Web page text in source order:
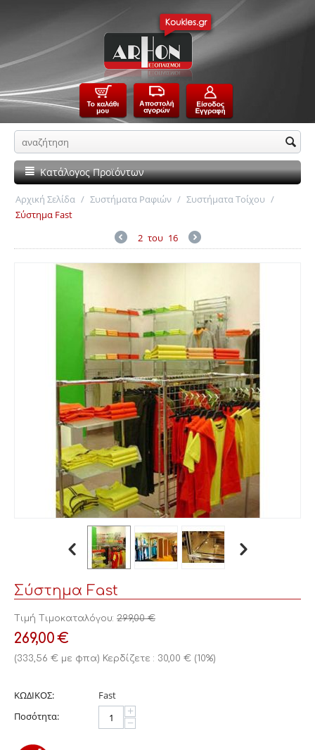
Κατάλογος Προϊόντων
Αρχική Σελίδα / Συστήματα Ραφιών / Συστήματα Τοίχου /
Σύστημα Fast
2 του 16
Σύστημα Fast
Τιμή Τιμοκαταλόγου: 299,00 €
269,00€
(333,56 € με φπα) Κερδίζετε : 30,00 € (10%)
ΚΩΔΙΚΟΣ:
Fast
Ποσότητα:
+
−